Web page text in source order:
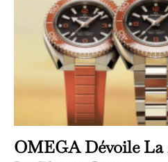
OMEGA Dévoile La